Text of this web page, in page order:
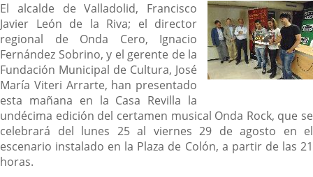
El alcalde de Valladolid, Francisco
Javier León de la Riva; el director
regional de Onda Cero, Ignacio
Fernández Sobrino, y el gerente de la
Fundación Municipal de Cultura, José
María Viteri Arrarte, han presentado
esta mañana en la Casa Revilla la
undécima edición del certamen musical Onda Rock, que se
celebrará del lunes 25 al viernes 29 de agosto en el
escenario instalado en la Plaza de Colón, a partir de las 21
horas.